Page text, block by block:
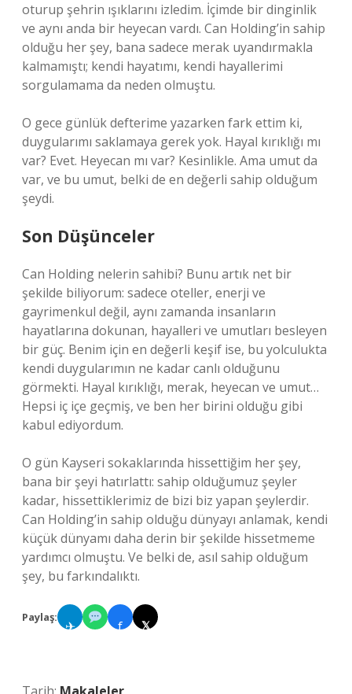
oturup şehrin ışıklarını izledim. İçimde bir dinginlik
ve aynı anda bir heyecan vardı. Can Holding’in sahip
olduğu her şey, bana sadece merak uyandırmakla
kalmamıştı; kendi hayatımı, kendi hayallerimi
sorgulamama da neden olmuştu.
O gece günlük defterime yazarken fark ettim ki,
duygularımı saklamaya gerek yok. Hayal kırıklığı mı
var? Evet. Heyecan mı var? Kesinlikle. Ama umut da
var, ve bu umut, belki de en değerli sahip olduğum
şeydi.
Son Düşünceler
Can Holding nelerin sahibi? Bunu artık net bir
şekilde biliyorum: sadece oteller, enerji ve
gayrimenkul değil, aynı zamanda insanların
hayatlarına dokunan, hayalleri ve umutları besleyen
bir güç. Benim için en değerli keşif ise, bu yolculukta
kendi duygularımın ne kadar canlı olduğunu
görmekti. Hayal kırıklığı, merak, heyecan ve umut…
Hepsi iç içe geçmiş, ve ben her birini olduğu gibi
kabul ediyordum.
O gün Kayseri sokaklarında hissettiğim her şey,
bana bir şeyi hatırlattı: sahip olduğumuz şeyler
kadar, hissettiklerimiz de bizi biz yapan şeylerdir.
Can Holding’in sahip olduğu dünyayı anlamak, kendi
küçük dünyamı daha derin bir şekilde hissetmeme
yardımcı olmuştu. Ve belki de, asıl sahip olduğum
şey, bu farkındalıktı.
Paylaş:
✈ f 𝕏